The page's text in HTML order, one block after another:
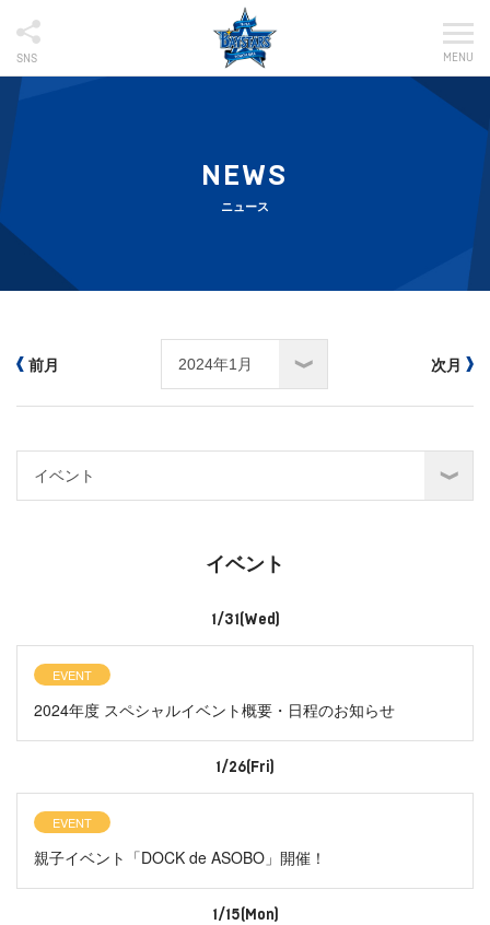
SNS MENU
NEWS
ニュース
前月 次月
イベント
1/31(Wed)
EVENT
2024年度 スペシャルイベント概要・日程のお知らせ
1/26(Fri)
EVENT
親子イベント「DOCK de ASOBO」開催！
1/15(Mon)